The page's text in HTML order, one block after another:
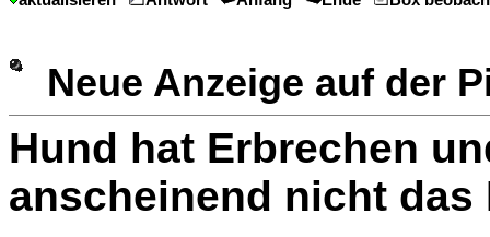
Neue Anzeige auf der
Hund hat Erbrechen
anscheinend nicht